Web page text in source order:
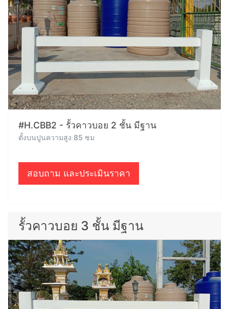
#H.CBB2 - รั้วคาวบอย 2 ชั้น มีฐาน
ตั้งบนปูนความสูง 85 ซม
สอบถาม และประเมินราคา
รั้วคาวบอย 3 ชั้น มีฐาน